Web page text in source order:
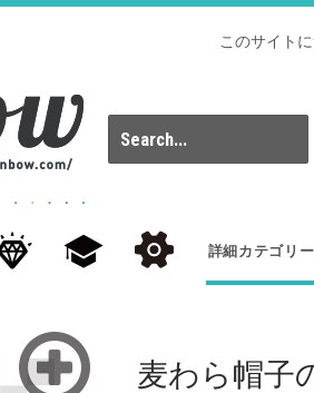
このサイト
詳細カテゴリ
麦わら帽子